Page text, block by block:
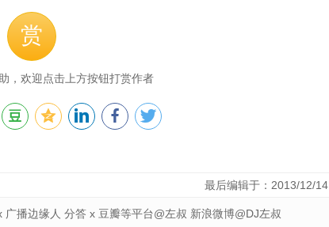
赏
，欢迎点击上方按钮打赏作者
最后编辑于：2013/12/14
播边缘人 分答 x 豆瓣等平台@左叔 新浪微博@DJ左叔